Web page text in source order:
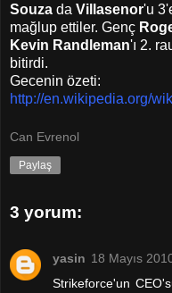
Souza da Villasenor'u
mağlup ettiler. Genç
Kevin Randleman'ı 2.
bitirdi.
Gecenin özeti:
http://en.wikipedia.org/
Can Evrenol
Paylaş
3 yorum:
yasin 18 Mayıs
Strikeforce'un